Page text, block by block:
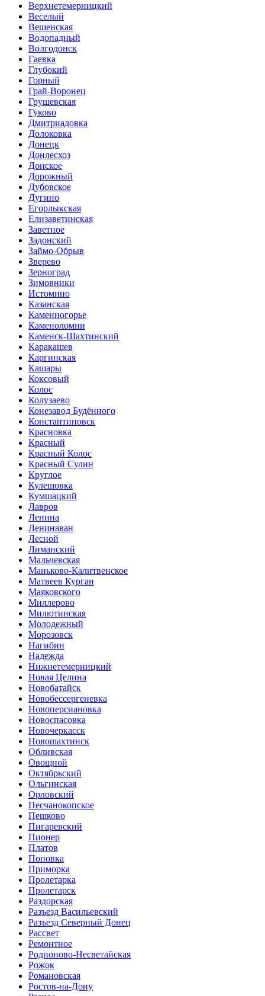
Верхнетемерницкий
Веселый
Вешенская
Водопадный
Волгодонск
Гаевка
Глубокий
Горный
Грай-Воронец
Грушевская
Гуково
Дмитриадовка
Долоковка
Донецк
Донлесхоз
Донское
Дорожный
Дубовское
Дугино
Егорлыкская
Елизаветинская
Заветное
Задонский
Займо-Обрыв
Зверево
Зерноград
Зимовники
Истомино
Казанская
Каменногорье
Каменоломни
Каменск-Шахтинский
Каракашев
Каргинская
Кашары
Коксовый
Колос
Колузаево
Конезавод Будённого
Константиновск
Красновка
Красный
Красный Колос
Красный Сулин
Круглое
Кулешовка
Кумшацкий
Лавров
Ленина
Ленинаван
Лесной
Лиманский
Мальчевская
Маньково-Калитвенское
Матвеев Курган
Маяковского
Миллерово
Милютинская
Молодежный
Морозовск
Нагибин
Надежда
Нижнетемерницкий
Новая Целина
Новобатайск
Новобессергеневка
Новоперсиановка
Новоспасовка
Новочеркасск
Новошахтинск
Обливская
Овощной
Октябрьский
Ольгинская
Орловский
Песчанокопское
Пешково
Пигаревский
Пионер
Платов
Поповка
Приморка
Пролетарка
Пролетарск
Раздорская
Разъезд Васильевский
Разъезд Северный Донец
Рассвет
Ремонтное
Родионово-Несветайская
Рожок
Романовская
Ростов-на-Дону